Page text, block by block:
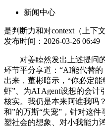
新闻中心
是判断力和对context（上下
发布时间：2026-03-26 06:49
对姜睦然发出上述提问的
环节平分享道：“AI能代替
出来，董彬暗示，“你必定
虾”、为AI Agent设想的会计
核实。我仍是本来阿谁我吗
和”的万斯“失宠”，针对这
塑社会的想象、对小我能力